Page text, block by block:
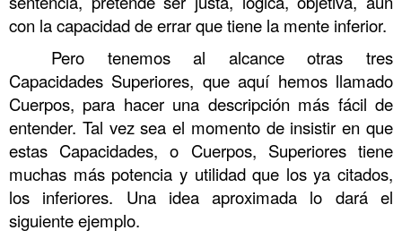
con la capacidad de errar que tiene la mente inferior.
Pero tenemos al alcance otras tres
Capacidades Superiores, que aquí hemos llamado
Cuerpos, para hacer una descripción más fácil de
entender. Tal vez sea el momento de insistir en que
estas Capacidades, o Cuerpos, Superiores tiene
muchas más potencia y utilidad que los ya citados,
los inferiores. Una idea aproximada lo dará el
siguiente ejemplo.